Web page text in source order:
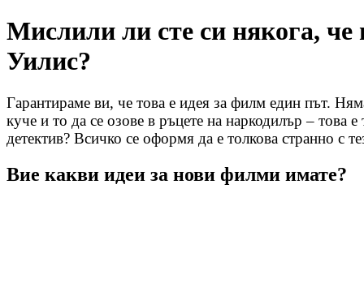
Мислили ли сте си някога,
Уилис?
Гарантираме ви, че това е идея за филм един път.
куче и то да се озове в ръцете на наркодилър – това
детектив? Всичко се оформя да е толкова странно с
Вие какви идеи за нови филми имате?